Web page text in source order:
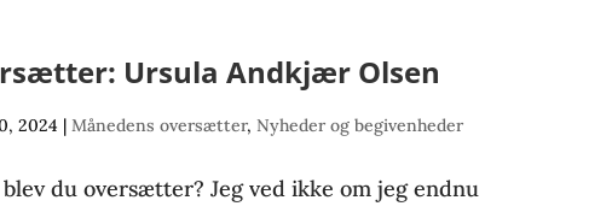
Ursula Andkjær Olsen
2024 |Månedens oversætter,Nyheder og begivenheder
du oversætter? Jeg ved ikke om jeg endnu